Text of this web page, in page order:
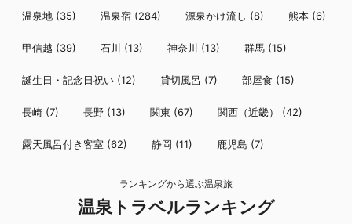
温泉地 (35) 温泉宿 (284) 源泉かけ流し (8) 熊本 (6)
甲信越 (39) 石川 (13) 神奈川 (13) 群馬 (15)
誕生日・記念日祝い (12) 貸切風呂 (7) 部屋食 (15)
長崎 (7) 長野 (13) 関東 (67) 関西（近畿） (42)
露天風呂付き客室 (62) 静岡 (11) 鹿児島 (7)
ランキングから選ぶ温泉旅
温泉トラベルランキング